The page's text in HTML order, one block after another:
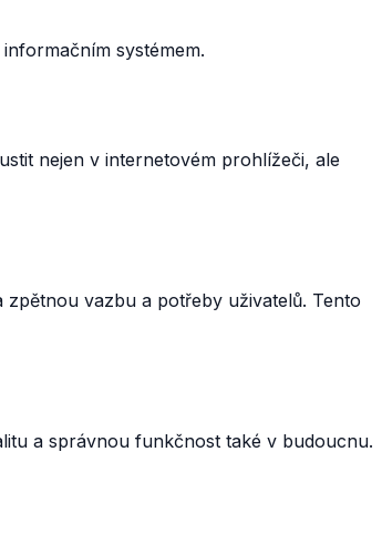
systémem.
nejen v internetovém prohlížeči, ale
vazbu a potřeby uživatelů. Tento
a správnou funkčnost také v budoucnu.